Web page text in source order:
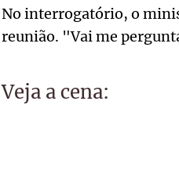
No interrogatório, o
reunião. "Vai me
Veja a cena: